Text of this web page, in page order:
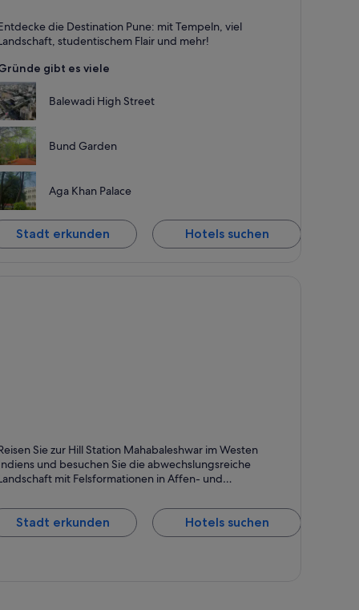
Geschäftsreisende, Tempel und Hügel
die Destination Pune: mit Tempeln, viel
studentischem Flair und mehr!
gibt es viele
Balewadi High Street
Bund Garden
Aga Khan Palace
Stadt erkunden Hotels suchen
Bootsfahrten und Seen
Sie zur Hill Station Mahabaleshwar im Westen
und besuchen Sie die abwechslungsreiche
mit Felsformationen in Affen- und
Stadt erkunden Hotels suchen